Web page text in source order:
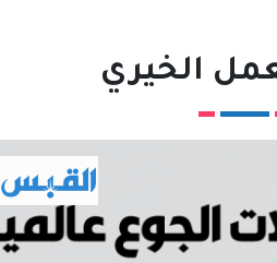
الخيري